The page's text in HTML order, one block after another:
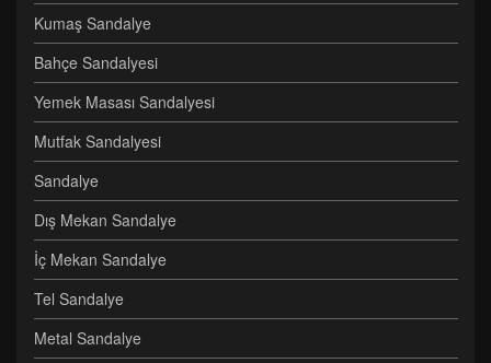
Kumaş Sandalye
Bahçe Sandalyesi
Yemek Masası Sandalyesi
Mutfak Sandalyesi
Sandalye
Dış Mekan Sandalye
İç Mekan Sandalye
Tel Sandalye
Metal Sandalye